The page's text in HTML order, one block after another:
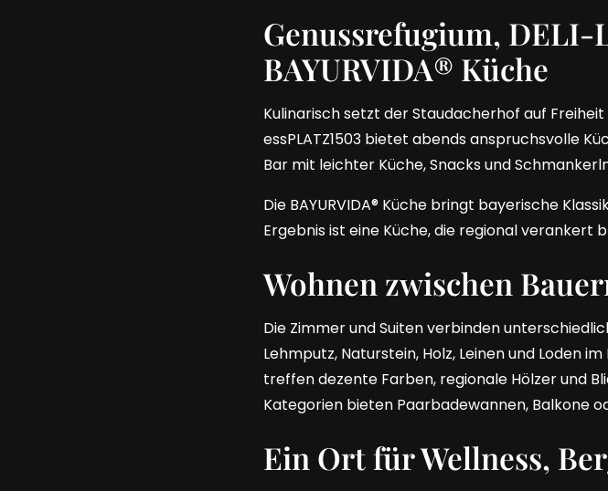
Genussrefugium, DELI-
BAYURVIDA® Küche
Kulinarisch setzt der Staudacherhof auf Freiheit
essPLATZ1503 bietet abends anspruchsvolle
Bar mit leichter Küche, Snacks und
Die BAYURVIDA® Küche bringt bayerische
Ergebnis ist eine Küche, die regional verankert
Wohnen zwischen
Die Zimmer und Suiten verbinden
Lehmputz, Naturstein, Holz, Leinen und Loden
treffen dezente Farben, regionale Hölzer und
Kategorien bieten Paarbadewannen, Balkone
Ein Ort für Wellness,